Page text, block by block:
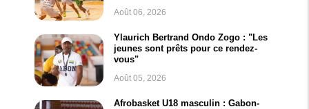
Août 06, 2026
Ylaurich Bertrand Ondo Zogo : "Les
jeunes sont prêts pour ce rendez-
vous"
Août 05, 2026
Afrobasket U18 masculin : Gabon-